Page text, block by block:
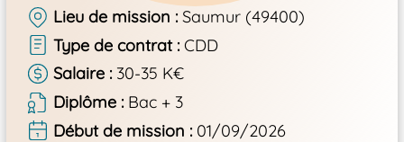
Lieu de mission
Saumur (49400)
Type de contrat CDD
Salaire
30-35 K€
Diplôme
Bac + 3
Début de mission
01/09/2026